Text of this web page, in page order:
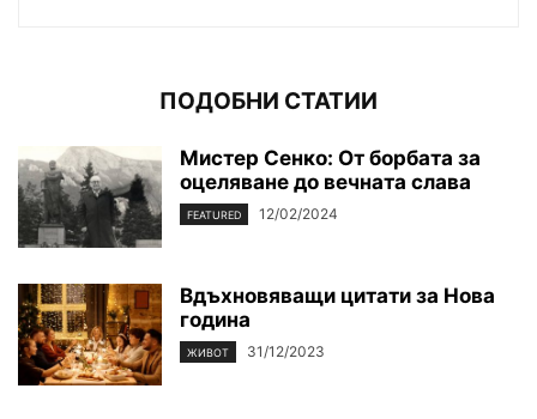
ПОДОБНИ СТАТИИ
Мистер Сенко: От борбата за
оцеляване до вечната слава
FEATURED 12/02/2024
Вдъхновяващи цитати за Нова
година
ЖИВОТ 31/12/2023